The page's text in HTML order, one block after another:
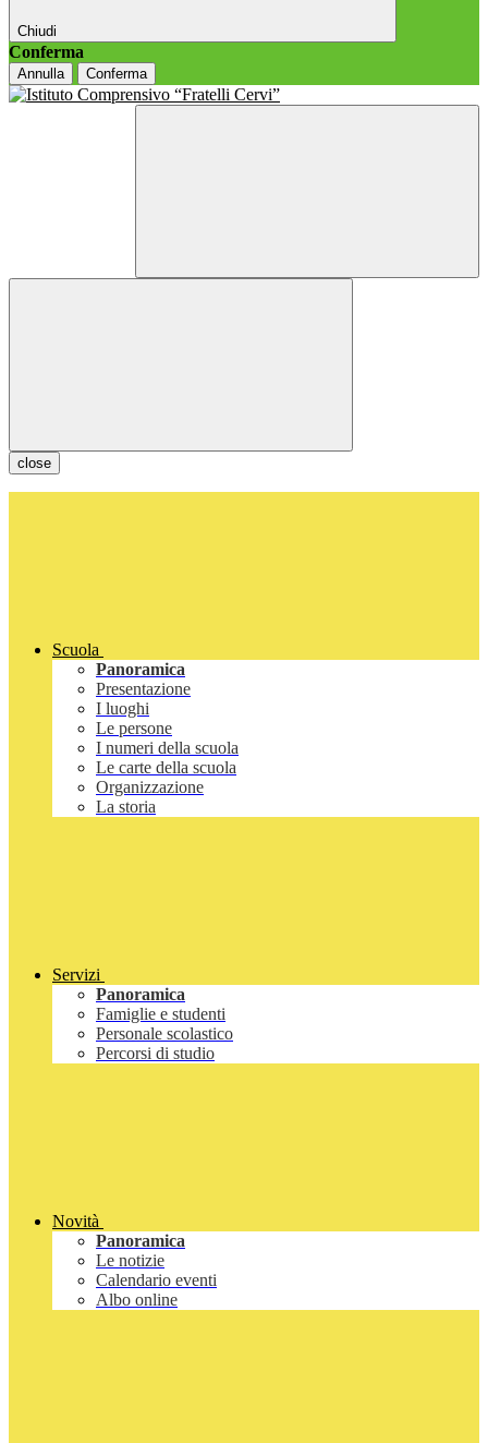
Chiudi
Conferma
Annulla Conferma
close
Scuola
Panoramica
Presentazione
I luoghi
Le persone
I numeri della scuola
Le carte della scuola
Organizzazione
La storia
Servizi
Panoramica
Famiglie e studenti
Personale scolastico
Percorsi di studio
Novità
Panoramica
Le notizie
Calendario eventi
Albo online